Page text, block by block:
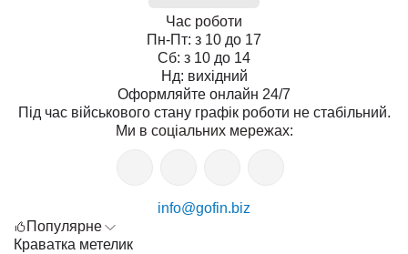
Час роботи
Пн-Пт: з 10 до 17
Сб: з 10 до 14
Нд: вихідний
Оформляйте онлайн 24/7
Під час військового стану графік роботи не стабільний.
Ми в соціальних мережах:
info@gofin.biz
Популярне
Краватка метелик